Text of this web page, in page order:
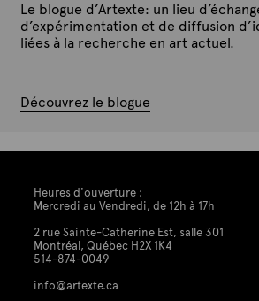
Le blogue d’Artexte: un lieu
d’expérimentation et de diffusion
liées à la recherche en art actuel.
Découvrez le blogue
Heures d'ouverture :
Mercredi au Vendredi, de 12h à 17h
2 rue Sainte-Catherine Est, salle 301
Montréal, Québec H2X 1K4
514-874-0049
info@artexte.ca